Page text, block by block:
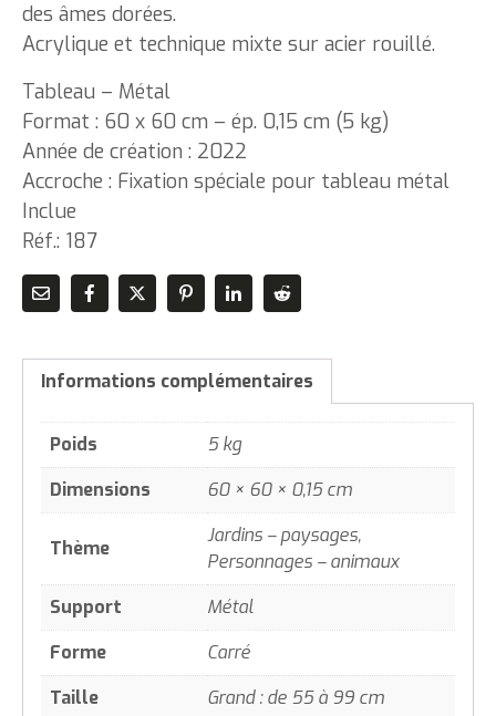
des âmes dorées.
Acrylique et technique mixte sur acier rouillé.
Tableau – Métal
Format : 60 x 60 cm – ép. 0,15 cm (5 kg)
Année de création : 2022
Accroche : Fixation spéciale pour tableau métal
Inclue
Réf.: 187
Informations complémentaires
Poids
5 kg
Dimensions
60 × 60 × 0,15 cm
Thème
Jardins – paysages,
Personnages – animaux
Support
Métal
Forme
Carré
Taille
Grand : de 55 à 99 cm